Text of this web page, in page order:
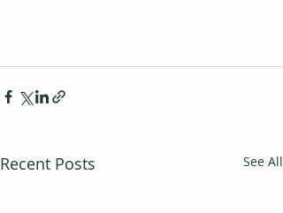
Recent Posts See All